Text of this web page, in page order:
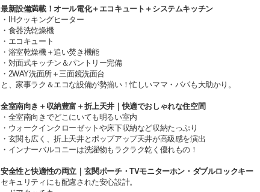
最新設備満載！オール電化＋エコキュート＋システムキッチン
・IHクッキングヒーター
・食器洗乾燥機
・エコキュート
・浴室乾燥機＋追い焚き機能
・対面式キッチン＆パントリー完備
・2WAY洗面所＋三面鏡洗面台
と、家事ラク＆エコな設備が勢揃い！忙しいママ・パパも大助かり。
全室南向き＋収納豊富＋折上天井｜快適でおしゃれな住空間
・全室南向きでどこにいても明るい室内
・ウォークインクローゼットや床下収納など収納たっぷり
・玄関も広く、折上天井とポップアップ天井が高級感を演出
・インナーバルコニーは洗濯物もラクラク乾く優れもの！
安全性と快適性の両立｜玄関ポーチ・TVモニターホン・ダブルロックキー
セキュリティにも配慮された安心設計。